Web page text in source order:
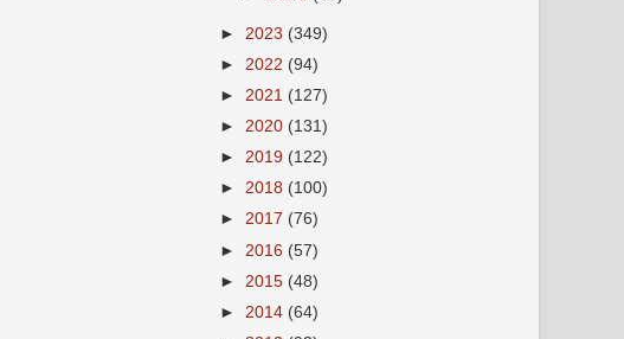
► 2023 (349)
► 2022 (94)
► 2021 (127)
► 2020 (131)
► 2019 (122)
► 2018 (100)
► 2017 (76)
► 2016 (57)
► 2015 (48)
► 2014 (64)